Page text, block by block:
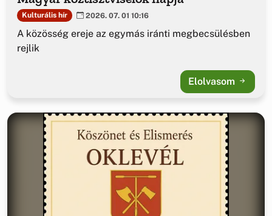
Kulturális hír 2026. 07. 01 10:16
A közösség ereje az egymás iránti megbecsülésben
rejlik
Elolvasom